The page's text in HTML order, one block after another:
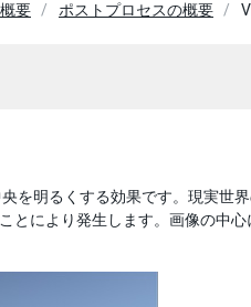
要 ポストプロセスの概要
を明るくする効果です。現実世
により発生します。画像の中